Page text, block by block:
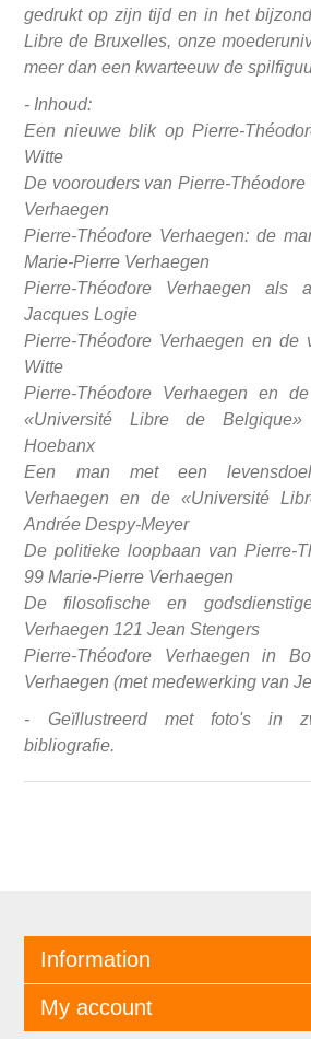
gedrukt op zijn tijd en in het
Libre de Bruxelles, onze
meer dan een kwarteeuw de
- Inhoud:
Een nieuwe blik op Pierre-
Witte
De voorouders van Pierre-
Verhaegen
Pierre-Théodore Verhaegen: de
Marie-Pierre Verhaegen
Pierre-Théodore Verhaegen als
Jacques Logie
Pierre-Théodore Verhaegen en de
Witte
Pierre-Théodore Verhaegen en
«Université Libre de Belgique»
Hoebanx
Een man met een
Verhaegen en de «Université
Andrée Despy-Meyer
De politieke loopbaan van Pierre-
99 Marie-Pierre Verhaegen
De filosofische en
Verhaegen 121 Jean Stengers
Pierre-Théodore Verhaegen in
Verhaegen (met medewerking van
- Geïllustreerd met foto's in
bibliografie.
Information
My account